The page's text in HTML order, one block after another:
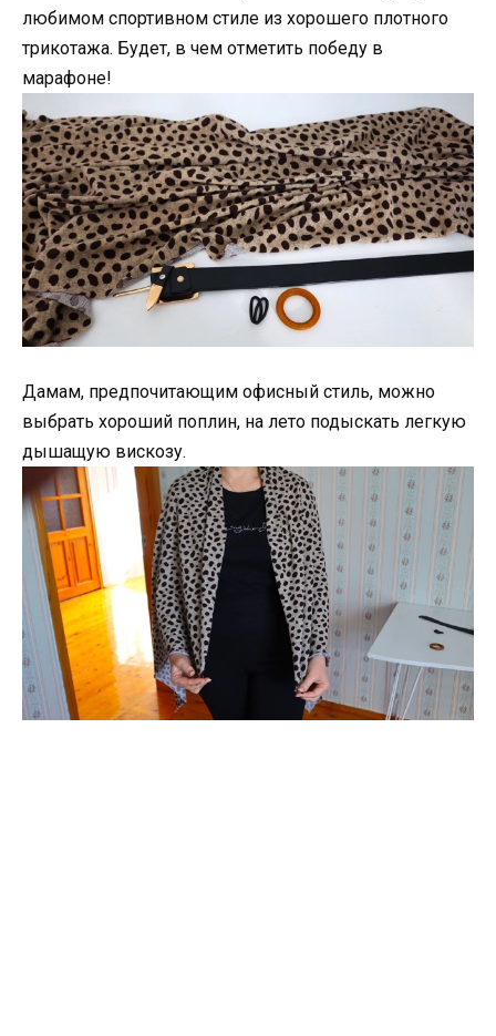
любимом спортивном стиле из хорошего плотного
трикотажа. Будет, в чем отметить победу в
марафоне!
Дамам, предпочитающим офисный стиль, можно
выбрать хороший поплин, на лето подыскать легкую
дышащую вискозу.